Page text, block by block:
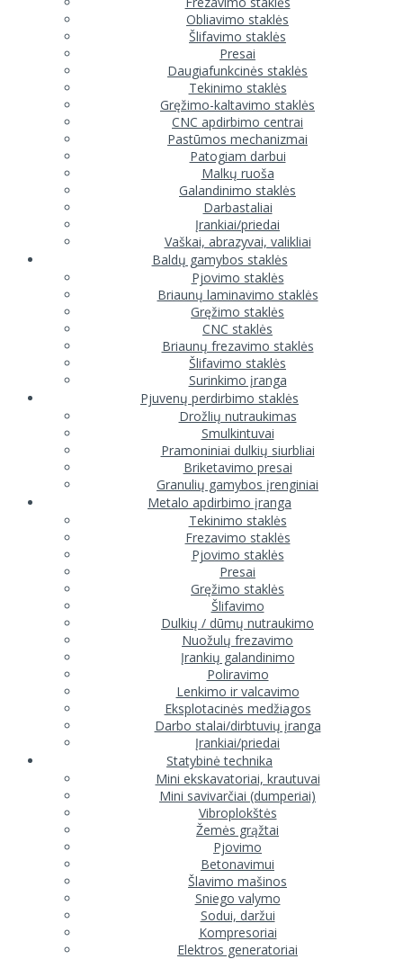
Obliavimo staklės
Šlifavimo staklės
Presai
Daugiafunkcinės staklės
Tekinimo staklės
Gręžimo-kaltavimo staklės
CNC apdirbimo centrai
Pastūmos mechanizmai
Patogiam darbui
Malkų ruoša
Galandinimo staklės
Darbastaliai
Įrankiai/priedai
Vaškai, abrazyvai, valikliai
Baldų gamybos staklės
Pjovimo staklės
Briaunų laminavimo staklės
Gręžimo staklės
CNC staklės
Briaunų frezavimo staklės
Šlifavimo staklės
Surinkimo įranga
Pjuvenų perdirbimo staklės
Drožlių nutraukimas
Smulkintuvai
Pramoniniai dulkių siurbliai
Briketavimo presai
Granulių gamybos įrenginiai
Metalo apdirbimo įranga
Tekinimo staklės
Frezavimo staklės
Pjovimo staklės
Presai
Gręžimo staklės
Šlifavimo
Dulkių / dūmų nutraukimo
Nuožulų frezavimo
Įrankių galandinimo
Poliravimo
Lenkimo ir valcavimo
Eksplotacinės medžiagos
Darbo stalai/dirbtuvių įranga
Įrankiai/priedai
Statybinė technika
Mini ekskavatoriai, krautuvai
Mini savivarčiai (dumperiai)
Vibroplokštės
Žemės grąžtai
Pjovimo
Betonavimui
Šlavimo mašinos
Sniego valymo
Sodui, daržui
Kompresoriai
Elektros generatoriai